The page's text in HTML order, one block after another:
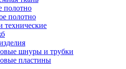
полотно
полотно
технические
шнуры и трубки
пластины